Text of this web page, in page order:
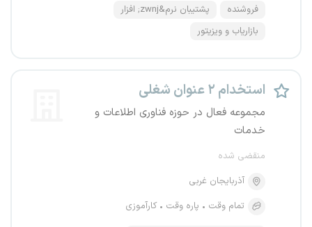
فروشنده
پشتیبان نرم&zwnj; افزار
بازاریاب و ویزیتور
استخدام ۲ عنوان شغلی
مجموعه فعال در حوزه فناوری اطلاعات و
خدمات
منقضی شده
آذربایجان غربی
تمام وقت
پاره وقت کارآموزی